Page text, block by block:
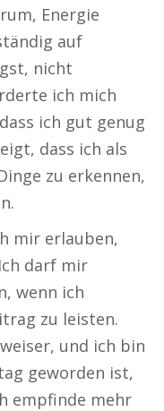
Energie
auf
nicht
ich mich
ich gut genug
dass ich als
zu erkennen,
mir erlauben,
darf mir
wenn ich
zu leisten.
und ich bin
geworden ist,
empfinde mehr